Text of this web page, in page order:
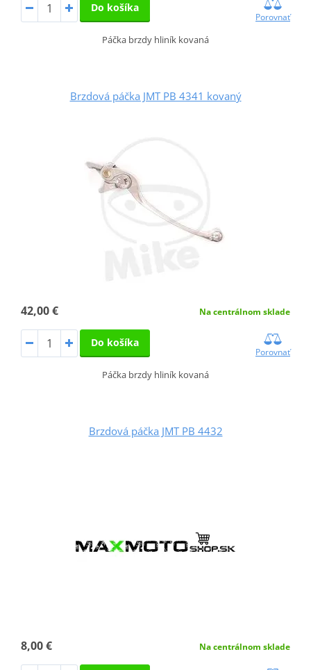
Do košíka
Porovnať
Páčka brzdy hliník kovaná
Brzdová páčka JMT PB 4341 kovaný
42,00 € Na centrálnom sklade
Do košíka
Porovnať
Páčka brzdy hliník kovaná
Brzdová páčka JMT PB 4432
8,00 € Na centrálnom sklade